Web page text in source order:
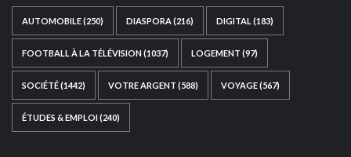
AUTOMOBILE(250) DIASPORA (216) DIGITAL (183)
FOOTBALL À LA TÉLÉVISION(1037) LOGEMENT (97)
SOCIÉTÉ(1442) VOTRE ARGENT (588) VOYAGE(567)
ÉTUDES & EMPLOI(240)